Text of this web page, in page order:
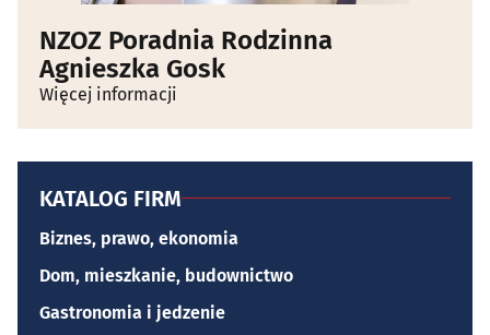
NZOZ Poradnia Rodzinna
Agnieszka Gosk
Więcej informacji
KATALOG FIRM
Biznes, prawo, ekonomia
Dom, mieszkanie, budownictwo
Gastronomia i jedzenie